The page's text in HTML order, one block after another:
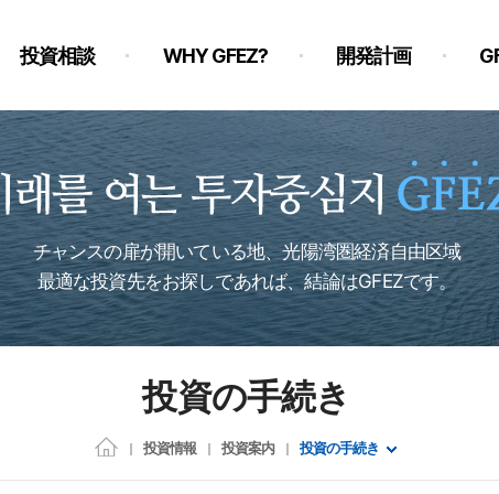
投資相談 WHY GFEZ? 開発計画
チャンスの扉が開いている地、光陽湾圏経済自由区域
最適な投資先をお探しであれば、結論はGFEZです。
投資の手続き
投資情報 投資案内 投資の手続き